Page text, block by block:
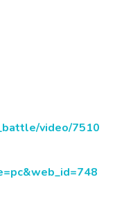
video/7510